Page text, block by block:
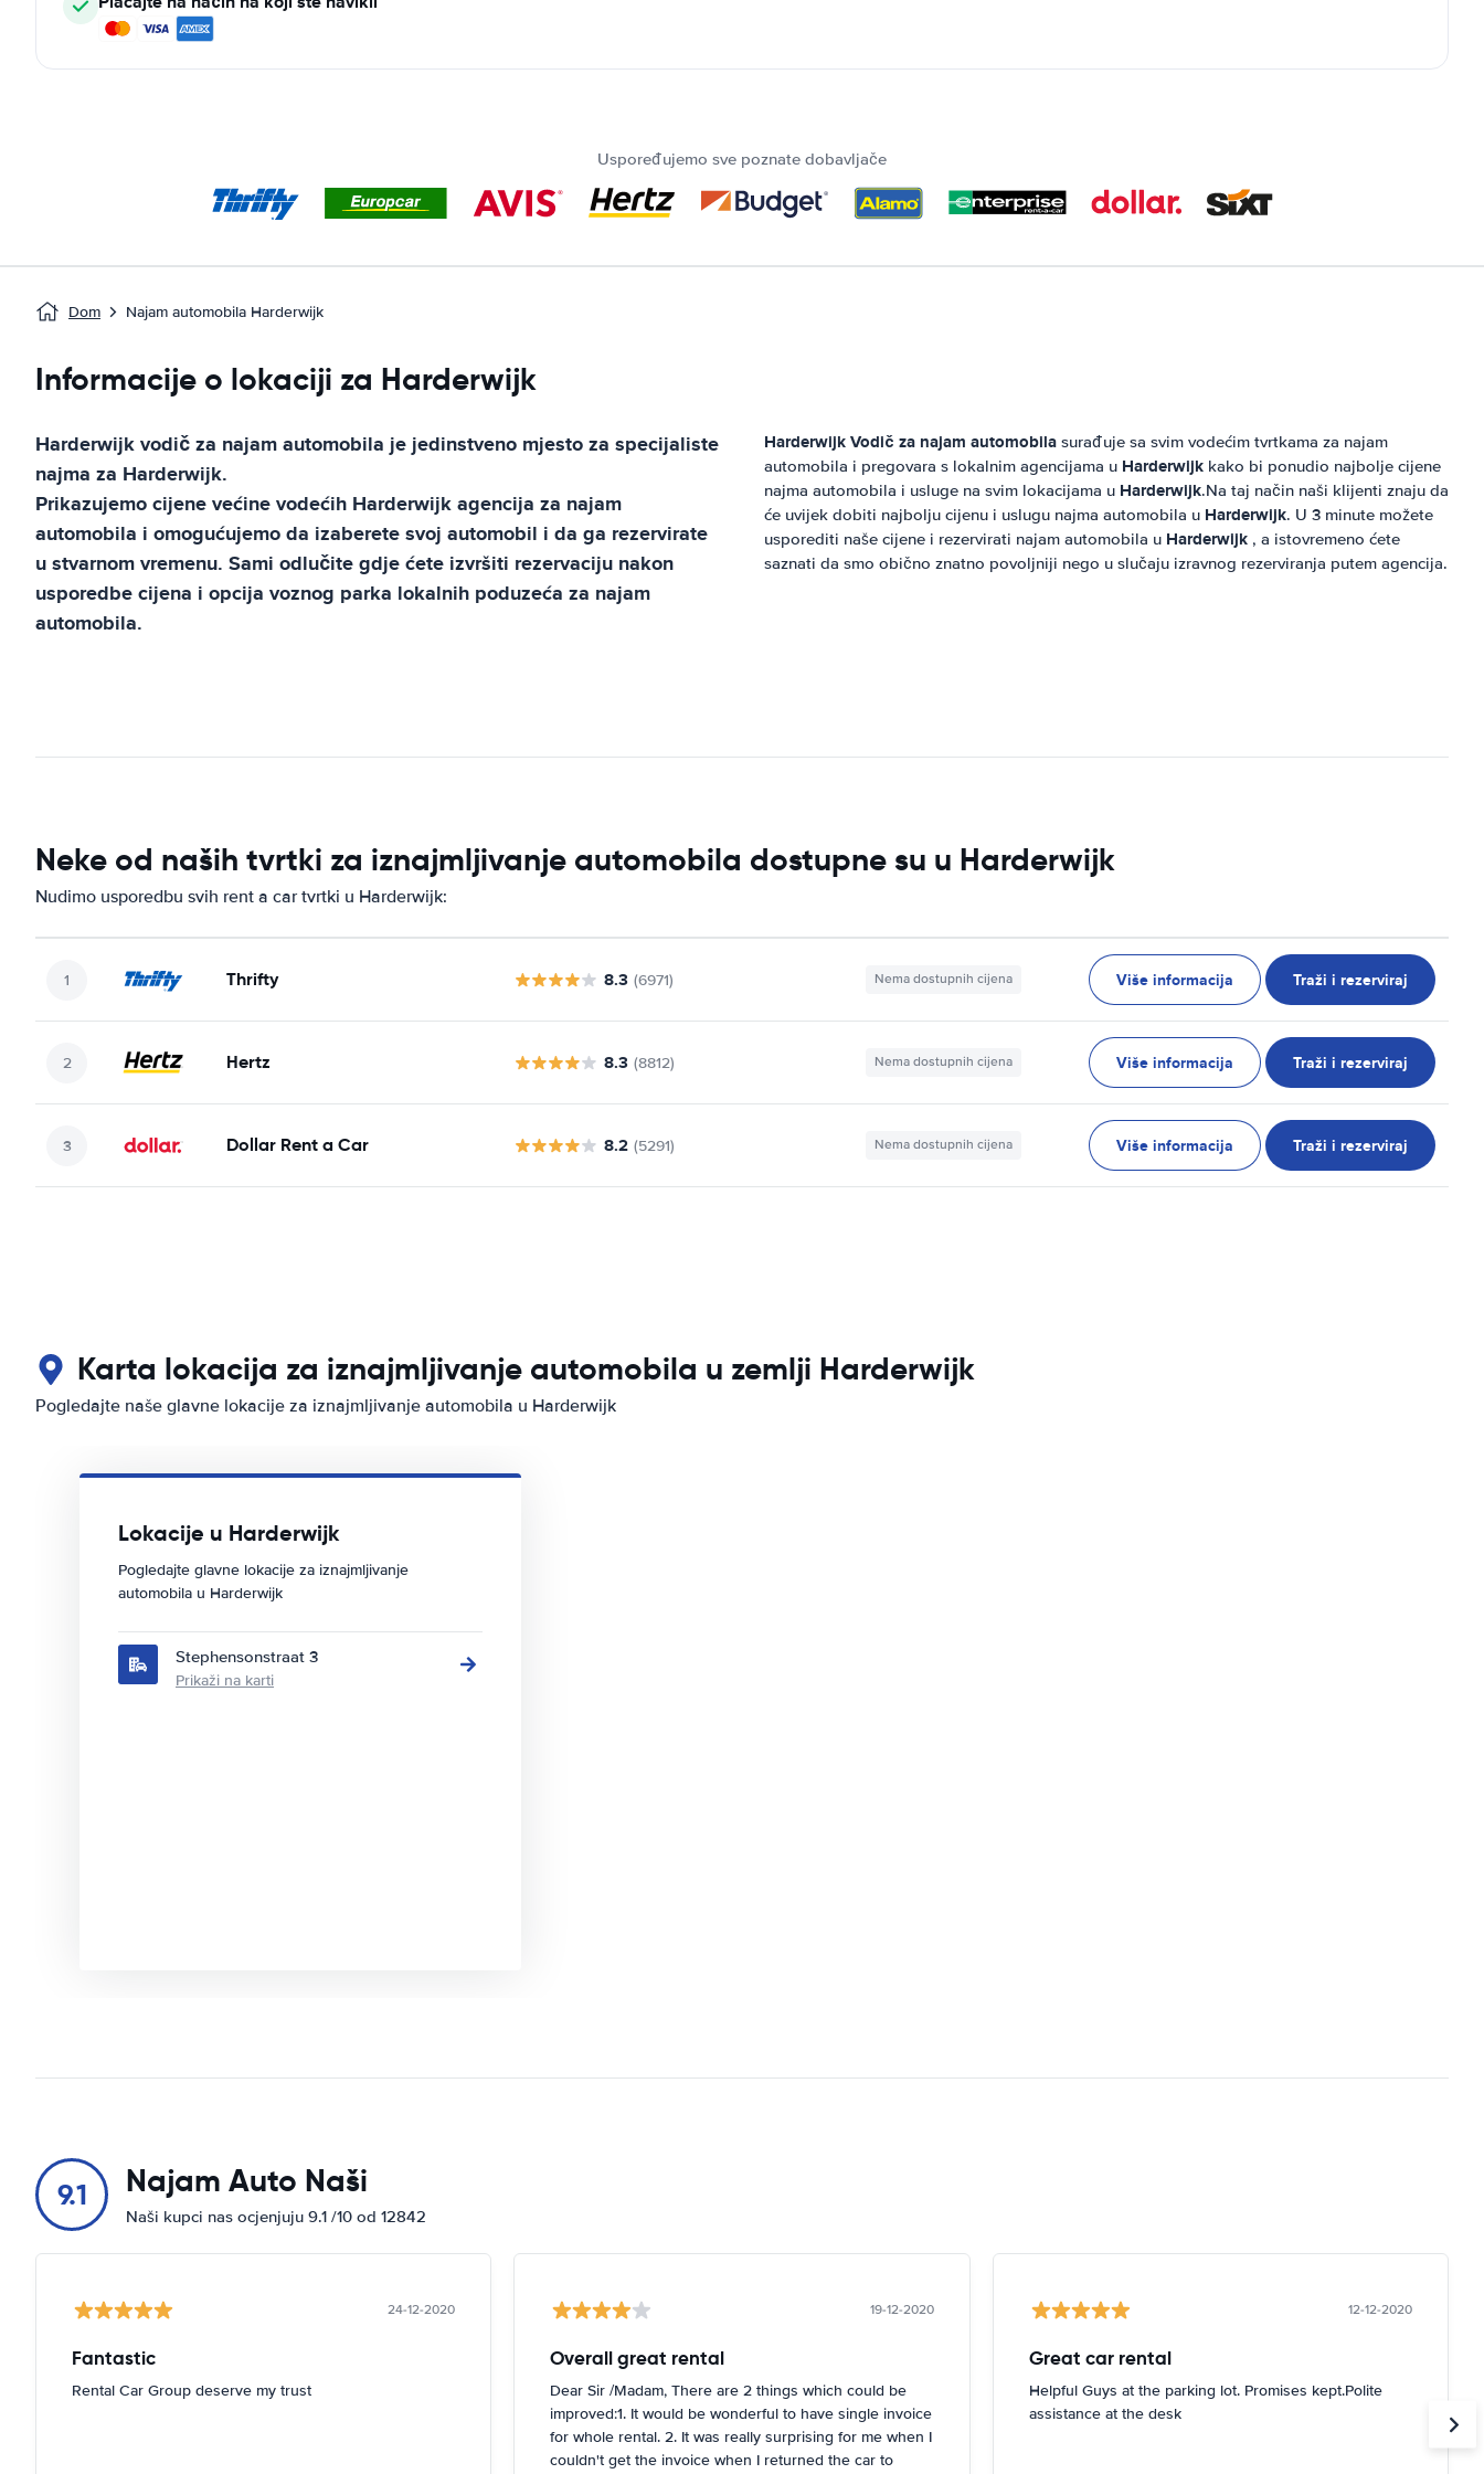
Uspoređujemo sve poznate dobavljače
Dom Najam automobila Harderwijk
Informacije o lokaciji za Harderwijk
Harderwijkvodič za najam automobila je jedinstveno mjesto za specijaliste
najma za Harderwijk.
Prikazujemo cijene većine vodećih Harderwijkagencija za najam
automobila i omogućujemo da izaberete svoj automobil i da ga rezervirate
u stvarnom vremenu. Sami odlučite gdje ćete izvršiti rezervaciju nakon
usporedbe cijena i opcija voznog parka lokalnih poduzeća za najam
automobila.
HarderwijkVodič za najam automobila surađuje sa svim vodećim tvrtkama za najam
automobila i pregovara s lokalnim agencijama u Harderwijk kako bi ponudio najbolje cijene
najma automobila i usluge na svim lokacijama u Harderwijk.Na taj način naši klijenti znaju da
će uvijek dobiti najbolju cijenu i uslugu najma automobila u Harderwijk. U 3 minute možete
usporediti naše cijene i rezervirati najam automobila u Harderwijk , a istovremeno ćete
saznati da smo obično znatno povoljniji nego u slučaju izravnog rezerviranja putem agencija.
Neke od naših tvrtki za iznajmljivanje automobila dostupne su u Harderwijk
Nudimo usporedbu svih rent a car tvrtki u Harderwijk:
Thrifty 8.3 (6971) Nema dostupnih cijena Više informacija Traži i rezerviraj
Hertz 8.3 (8812) Nema dostupnih cijena Više informacija Traži i rezerviraj
Dollar Rent a Car 8.2 (5291) Nema dostupnih cijena Više informacija Traži i rezerviraj
Karta lokacija za iznajmljivanje automobila u zemlji Harderwijk
Pogledajte naše glavne lokacije za iznajmljivanje automobila u Harderwijk
Lokacije u Harderwijk
Pogledajte glavne lokacije za iznajmljivanje
automobila u Harderwijk
Stephensonstraat 3
Prikaži na karti
9.1 Najam Auto Naši
Naši kupci nas ocjenjuju 9.1 /10 od 12842
24-12-2020
Fantastic
Rental Car Group deserve my trust
19-12-2020
Overall great rental
Dear Sir /Madam, There are 2 things which could be
improved:1. It would be wonderful to have single invoice
for whole rental. 2. It was really surprising for me when I
couldn't get the invoice when I returned the car to
12-12-2020
Great car rental
Helpful Guys at the parking lot. Promises kept.Polite
assistance at the desk